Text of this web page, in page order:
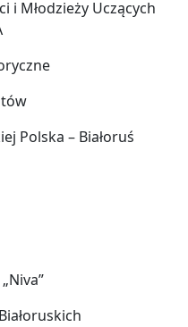
i Młodzieży Uczących
Polska – Białoruś